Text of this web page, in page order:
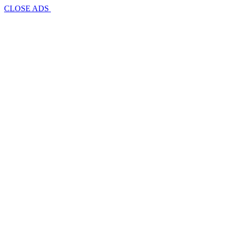
CLOSE ADS